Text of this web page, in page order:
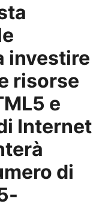
investire
risorse
e
Internet
di